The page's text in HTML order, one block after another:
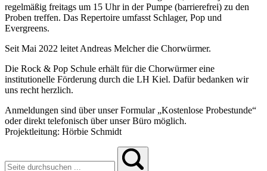
regelmäßig freitags um 15 Uhr in der Pumpe (barrierefrei) zu den
Proben treffen. Das Repertoire umfasst Schlager, Pop und
Evergreens.
Seit Mai 2022 leitet Andreas Melcher die Chorwürmer.
Die Rock & Pop Schule erhält für die Chorwürmer eine
institutionelle Förderung durch die LH Kiel. Dafür bedanken wir
uns recht herzlich.
Anmeldungen sind über unser Formular „Kostenlose Probestunde“
oder direkt telefonisch über unser Büro möglich.
Projektleitung: Hörbie Schmidt